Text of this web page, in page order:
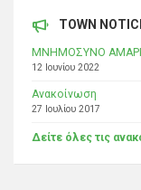
TOWN
ΜΝΗΜΟΣΥΝΟ
12 Ιουνίου 2022
Ανακοίνωση
27 Ιουλίου 2017
Δείτε όλες τις